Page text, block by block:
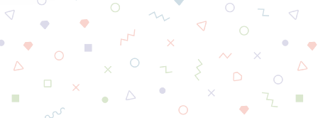
verbinden.
maak groepen van
elkaar gekoppelde
gezichtjes.